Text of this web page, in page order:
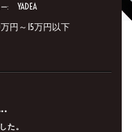
: YADEA
万円～15万円以下
た。